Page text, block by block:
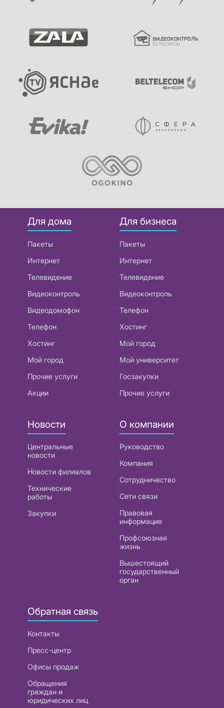
Для дома
Пакеты
Интернет
Телевидение
Видеоконтроль
Видеодомофон
Телефон
Хостинг
Мой город
Прочие услуги
Акции
Для бизнеса
Пакеты
Интернет
Телевидение
Видеоконтроль
Телефон
Хостинг
Мой город
Мой университет
Госзакупки
Прочие услуги
Новости
Центральные
новости
Новости филиалов
Технические
работы
Закупки
О компании
Руководство
Компания
Сотрудничество
Сети связи
Правовая
информация
Профсоюзная
жизнь
Вышестоящий
государственный
орган
Обратная связь
Контакты
Пресс-центр
Офисы продаж
Обращения
граждан и
юридических лиц